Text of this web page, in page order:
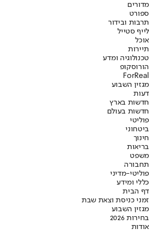
מדורים
ספורט
תרבות ובידור
לייף סטייל
אוכל
תיירות
טכנולוגיה ומדע
הורוסקופ
ForReal
מגזין השבוע
דעות
חדשות בארץ
חדשות בעולם
פוליטי
ביטחוני
חינוך
בריאות
משפט
תחבורה
פוליטי-מדיני
כללי ומידע
דף הבית
זמני כניסת וצאת שבת
מגזין השבוע
בחירות 2026
אודות